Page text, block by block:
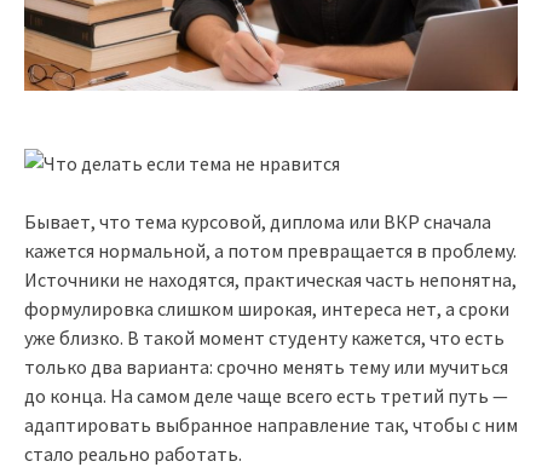
Бывает, что тема курсовой, диплома или ВКР сначала
кажется нормальной, а потом превращается в проблему.
Источники не находятся, практическая часть непонятна,
формулировка слишком широкая, интереса нет, а сроки
уже близко. В такой момент студенту кажется, что есть
только два варианта: срочно менять тему или мучиться
до конца. На самом деле чаще всего есть третий путь —
адаптировать выбранное направление так, чтобы с ним
стало реально работать.